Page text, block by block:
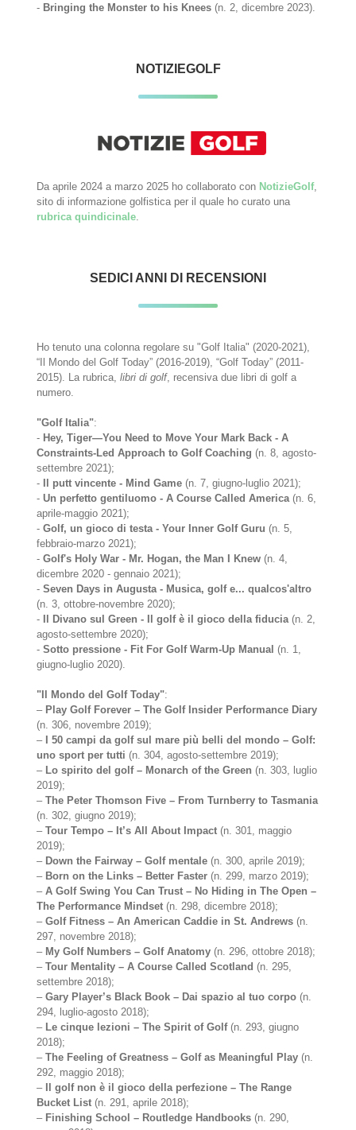
- Bringing the Monster to his Knees (n. 2, dicembre 2023).
NOTIZIEGOLF
Da aprile 2024 a marzo 2025 ho collaborato con NotizieGolf,
sito di informazione golfistica per il quale ho curato una
rubrica quindicinale
SEDICI ANNI DI RECENSIONI
Ho tenuto una colonna regolare su "Golf Italia" (2020-2021),
“Il Mondo del Golf Today” (2016-2019), “Golf Today” (2011-
2015). La rubrica,libri di golf, recensiva due libri di golf a
numero.
"Golf Italia":
- Hey, Tiger—You Need to Move Your Mark Back - A
Constraints-Led Approach to Golf Coaching (n. 8, agosto-
settembre 2021);
-
Il putt vincente - Mind Game (n. 7, giugno-luglio 2021);
-Un perfetto gentiluomo - A Course Called America(n. 6,
aprile-maggio 2021);
-Golf, un gioco di testa - Your Inner Golf Guru (n. 5,
febbraio-marzo 2021);
-Golf's Holy War - Mr. Hogan, the Man I Knew (n. 4,
dicembre 2020 - gennaio 2021);
-Seven Days in Augusta - Musica, golf e... qualcos'altro
(n. 3, ottobre-novembre 2020);
-
Il Divano sul Green - Il golf è il gioco della fiducia(n. 2,
agosto-settembre 2020);
-Sotto pressione - Fit For Golf Warm-Up Manual (n. 1,
giugno-luglio 2020).
"Il Mondo del Golf Today":
– Play Golf Forever – The Golf Insider Performance Diary
(n. 306, novembre 2019);
–
I 50 campi da golf sul mare più belli del mondo – Golf:
uno sport per tutti (n. 304, agosto-settembre 2019);
– Lo spirito del golf – Monarch of the Green (n. 303, luglio
2019);
–The Peter Thomson Five – From Turnberry to Tasmania
(n. 302, giugno 2019);
–Tour Tempo – It’s All About Impact (n. 301, maggio
2019);
– Down the Fairway – Golf mentale (n. 300, aprile 2019);
– Born on the Links – Better Faster (n. 299, marzo 2019);
–A Golf Swing You Can Trust – No Hiding in The Open –
The Performance Mindset (n. 298, dicembre 2018);
–Golf Fitness – An American Caddie in St. Andrews (n.
297, novembre 2018);
– My Golf Numbers – Golf Anatomy (n. 296, ottobre 2018);
–Tour Mentality – A Course Called Scotland (n. 295,
settembre 2018);
–Gary Player’s Black Book – Dai spazio al tuo corpo (n.
294, luglio-agosto 2018);
– Le cinque lezioni – The Spirit of Golf(n. 293, giugno
2018);
–The Feeling of Greatness – Golf as Meaningful Play (n.
292, maggio 2018);
–
Il golf non è il gioco della perfezione – The Range
Bucket List (n. 291, aprile 2018);
– Finishing School – Routledge Handbooks (n. 290,